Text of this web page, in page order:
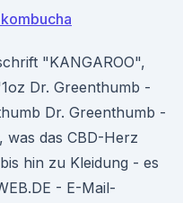
"KANGAROO",
Dr. Greenthumb -
Dr. Greenthumb -
was das CBD-Herz
hin zu Kleidung - es
- E-Mail-